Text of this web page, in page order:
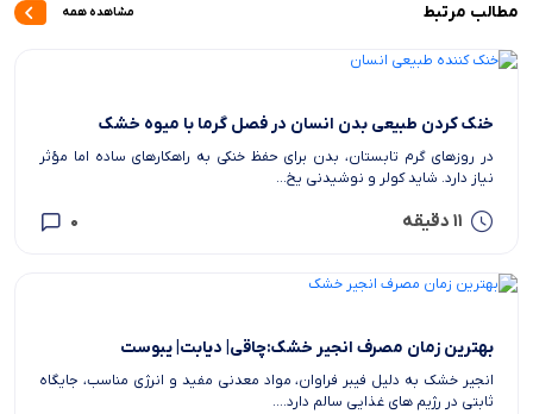
مطالب مرتبط مشاهده همه
‫خنک کردن طبیعی بدن انسان در فصل گرما با میوه خشک
در روزهای گرم تابستان، بدن برای حفظ خنکی به راهکارهای ساده اما مؤثر
نیاز دارد. شاید کولر و نوشیدنی یخ...
11 دقیقه 0
بهترین زمان مصرف انجیر خشک:چاقی| دیابت| یبوست
انجیر خشک به دلیل فیبر فراوان، مواد معدنی مفید و انرژی مناسب، جایگاه
ثابتی در رژیم های غذایی سالم دارد....